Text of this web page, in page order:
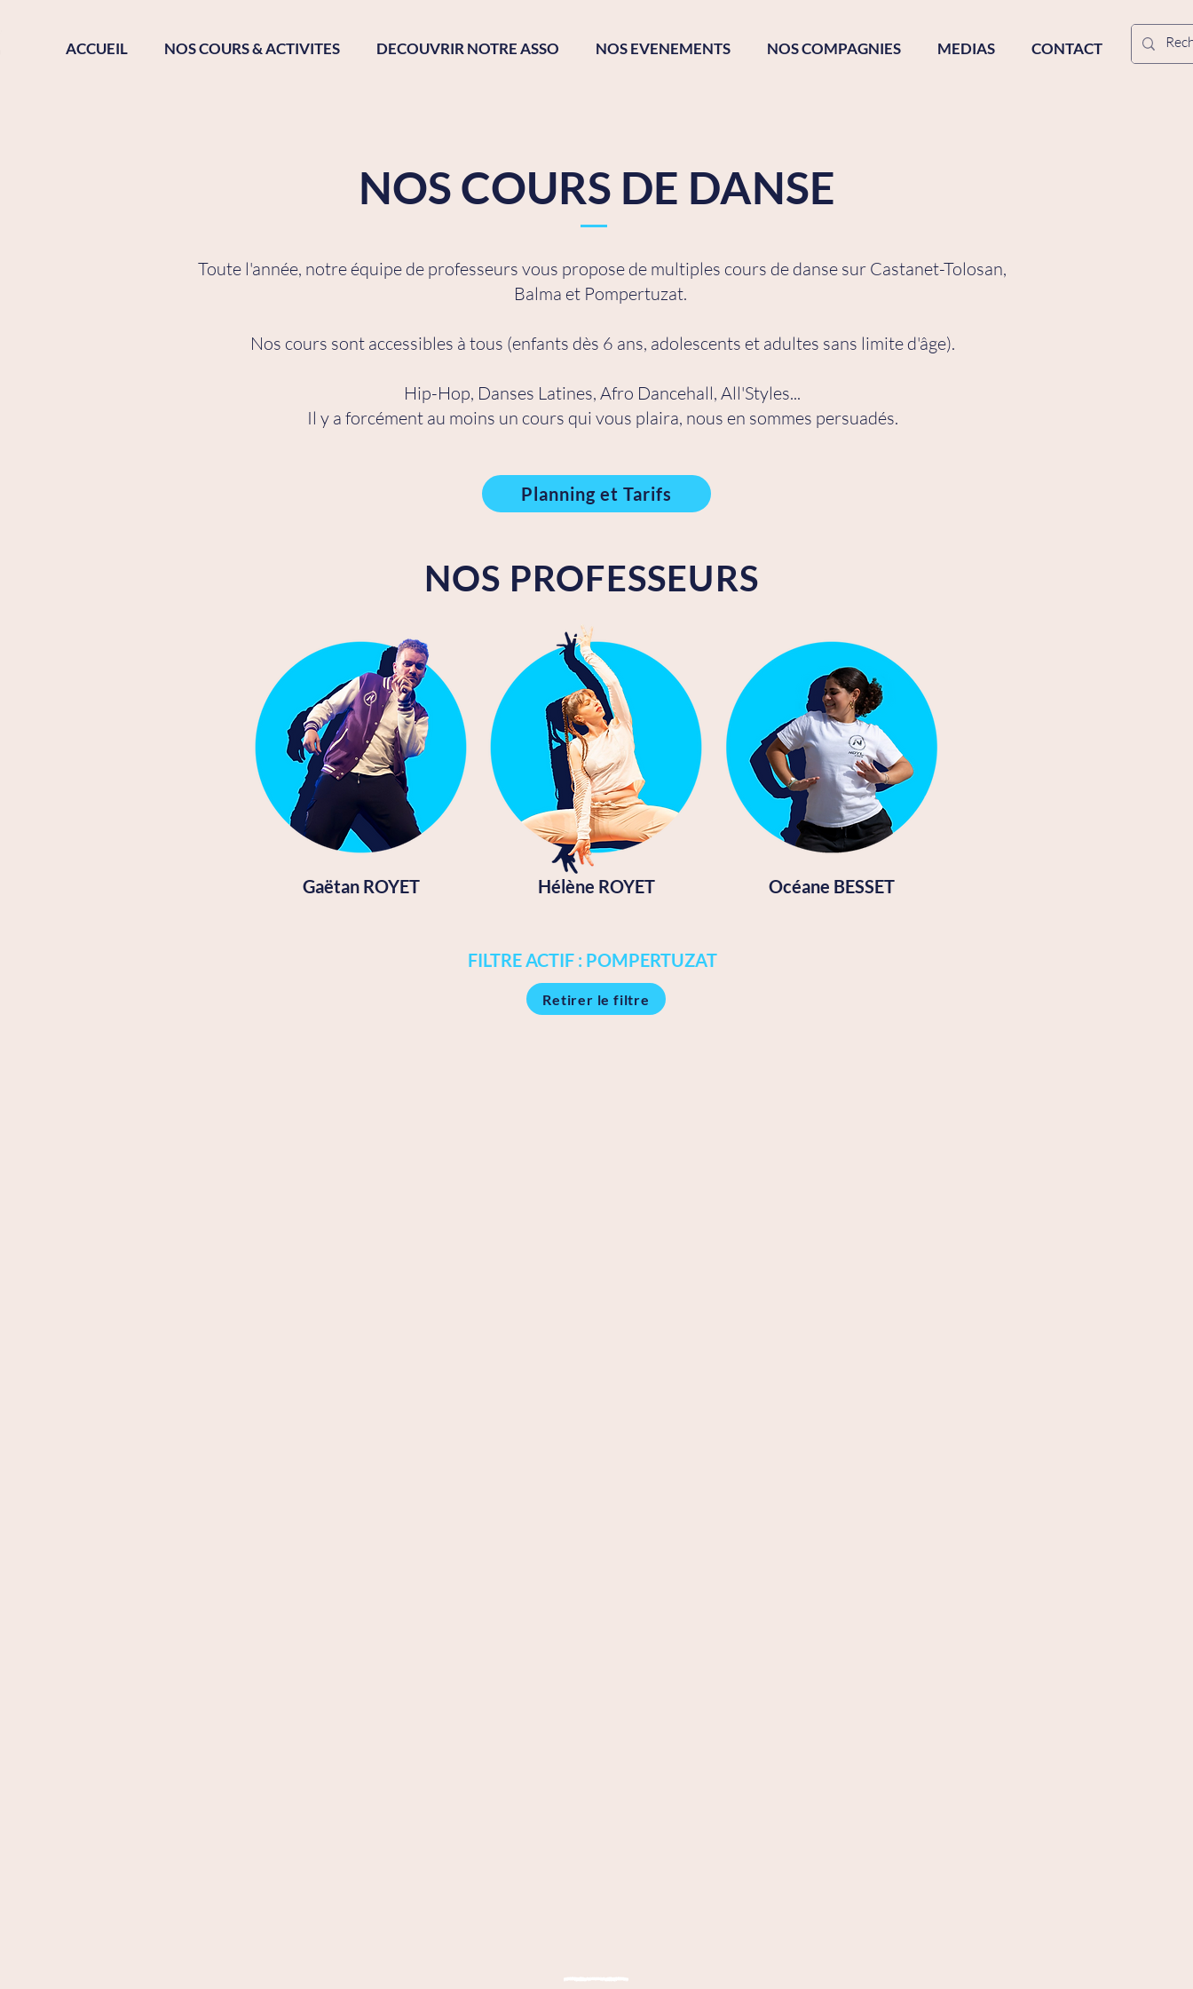
ACCUEIL NOS COURS & ACTIVITES DECOUVRIR NOTRE ASSO NOS EVENEMENTS NOS COMPAGNIES MEDIAS CONTACT
NOS COURS DE DANSE
Toute l'année, notre équipe de professeurs vous propose de multiples cours de danse sur Castanet-Tolosan,
Balma et Pompertuzat.
Nos cours sont accessibles à tous (enfants dès 6 ans, adolescents et adultes sans limite d'âge).
Hip-Hop, Danses Latines, Afro Dancehall, All'Styles...
Il y a forcément au moins un cours qui vous plaira, nous en sommes persuadés.
Planning et Tarifs
NOS PROFESSEURS
Gaëtan ROYET Hélène ROYET Océane BESSET
FILTRE ACTIF : POMPERTUZAT
Retirer le filtre